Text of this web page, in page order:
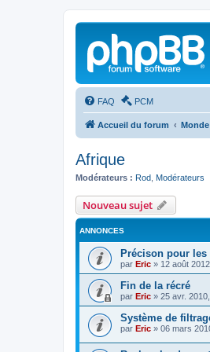
FAQ PCM
Accueil du forum
Afrique
Modérateurs : Rod Modérateurs
Nouveau sujet
ANNONCES
Précison pour
par Eric » 12 août
Fin de la récré
par Eric » 25 avr.
Système de
par Eric » 06 mars